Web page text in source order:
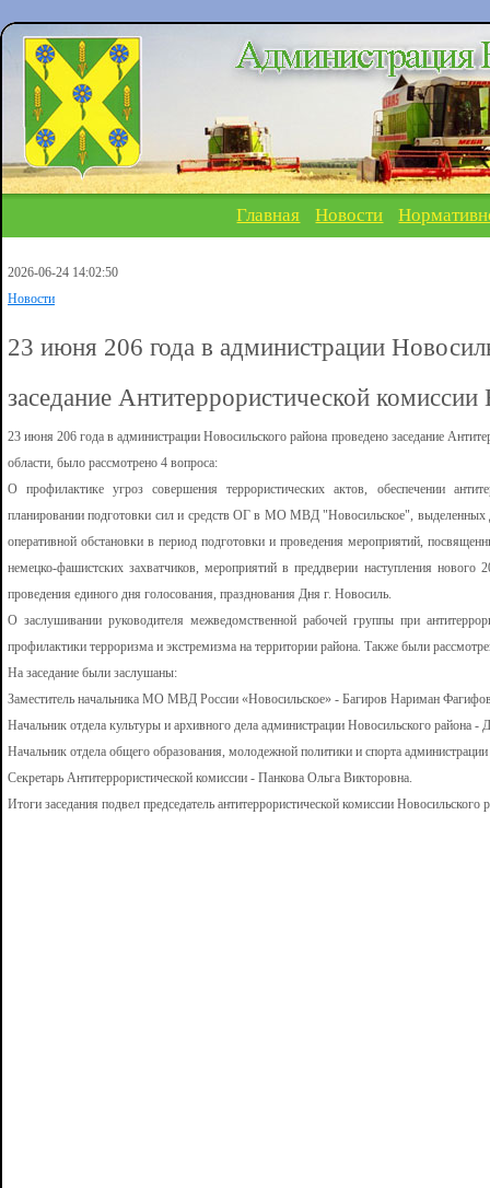
Главная Новости
2026-06-24 14:02:50
Новости
23 июня 206 года в администрации
заседание Антитеррористической комиссии
23 июня 206 года в администрации Новосильского района проведено заседание
области, было рассмотрено 4 вопроса:
О профилактике угроз совершения террористических актов, обеспечении
планировании подготовки сил и средств ОГ в МО МВД "Новосильское", выделенных
оперативной обстановки в период подготовки и проведения мероприятий,
немецко-фашистских захватчиков, мероприятий в преддверии наступления
проведения единого дня голосования, празднования Дня г. Новосиль.
О заслушивании руководителя межведомственной рабочей группы при
профилактики терроризма и экстремизма на территории района. Также были
На заседание были заслушаны:
Заместитель начальника МО МВД России «Новосильское» - Багиров Нариман
Начальник отдела культуры и архивного дела администрации Новосильского района -
Начальник отдела общего образования, молодежной политики и спорта
Секретарь Антитеррористической комиссии - Панкова Ольга Викторовна.
Итоги заседания подвел председатель антитеррористической комиссии